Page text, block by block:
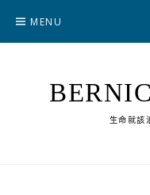
content
MENU
生命就該